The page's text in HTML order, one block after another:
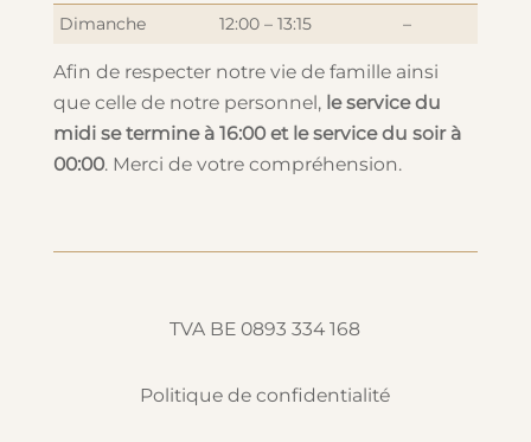
Dimanche
12:00 – 13:15 –
Afin de respecter notre vie de famille ainsi
que celle de notre personnel, le service du
midi se termine à 16:00 et le service du soir à
00:00. Merci de votre compréhension.
TVA BE 0893 334 168
Politique de confidentialité